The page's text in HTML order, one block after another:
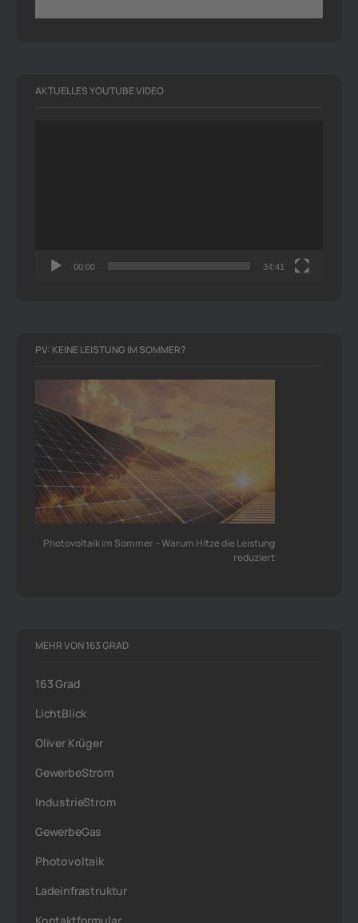
AKTUELLES YOUTUBE VIDEO
00:00 34:41
PV: KEINE LEISTUNG IM SOMMER?
Photovoltaik im Sommer – Warum Hitze die Leistung
reduziert
MEHR VON 163 GRAD
163 Grad
LichtBlick
Oliver Krüger
GewerbeStrom
IndustrieStrom
GewerbeGas
Photovoltaik
Ladeinfrastruktur